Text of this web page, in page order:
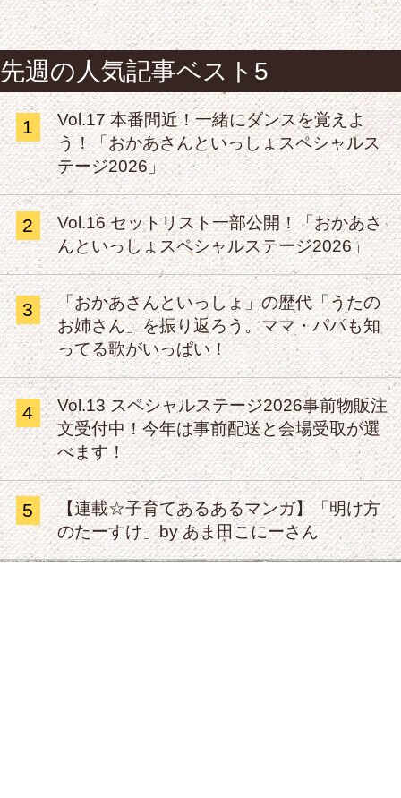
先週の人気記事ベスト5
1
Vol.17 本番間近！一緒にダンスを覚えよ
う！「おかあさんといっしょスペシャルス
テージ2026」
2
Vol.16 セットリスト一部公開！「おかあさ
んといっしょスペシャルステージ2026」
3
「おかあさんといっしょ」の歴代「うたの
お姉さん」を振り返ろう。ママ・パパも知
ってる歌がいっぱい！
4
Vol.13 スペシャルステージ2026事前物販注
文受付中！今年は事前配送と会場受取が選
べます！
5
【連載☆子育てあるあるマンガ】「明け方
のたーすけ」by あま田こにーさん